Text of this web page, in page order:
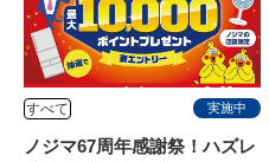
すべて 実施中
ノジマ67周年感謝祭！ハズレ